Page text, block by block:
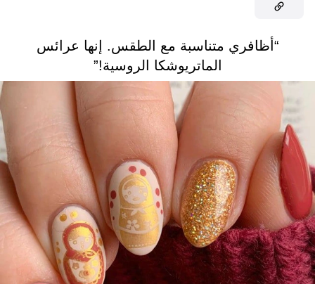
“أظافري متناسبة مع الطقس. إنها عرائس
الماتريوشكا الروسية!”